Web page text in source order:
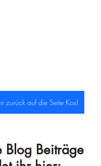
zurück auf die Seite Kos!
Blog Beiträge